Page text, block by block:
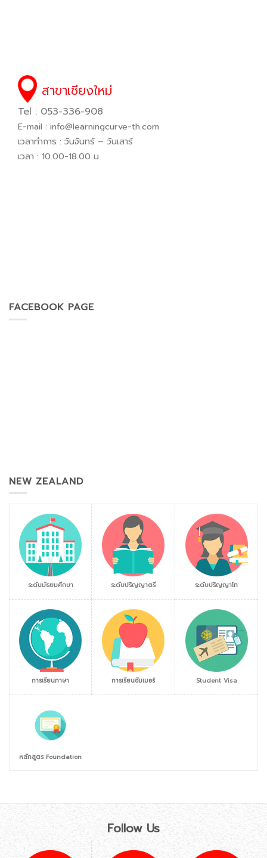
สาขาเชียงใหม่
Tel : 053-336-908
E-mail : info@learningcurve-th.com
เวลาทำการ : วันจันทร์ – วันเสาร์
เวลา : 10.00-18.00 น.
FACEBOOK PAGE
NEW ZEALAND
ระดับมัธยมศึกษา ระดับปริญญาตรี ระดับปริญญาโท
การเรียนภาษา การเรียนซัมเมอร์ Student Visa
หลักสูตร Foundation
Follow Us